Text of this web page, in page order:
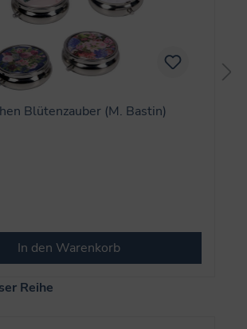
Blütenzauber (M. Bastin)
In den Warenkorb
Reihe